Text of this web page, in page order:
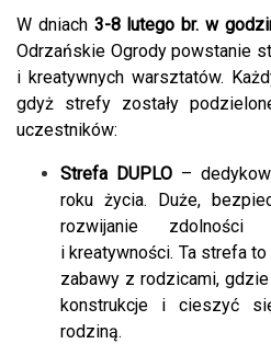
W dniach 3-8 lutego br. w
Odrzańskie Ogrody powstanie
i kreatywnych warsztatów.
gdyż strefy zostały
uczestników:
Strefa DUPLO –
roku życia. Duże,
rozwijanie zdolności
i kreatywności. Ta strefa
zabawy z rodzicami,
konstrukcje i cieszyć
rodziną.